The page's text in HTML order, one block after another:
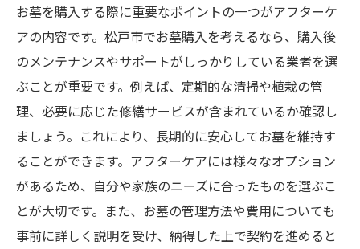
お墓を購入する際に重要なポイントの一つがアフターケ
アの内容です。松戸市でお墓購入を考えるなら、購入後
のメンテナンスやサポートがしっかりしている業者を選
ぶことが重要です。例えば、定期的な清掃や植栽の管
理、必要に応じた修繕サービスが含まれているか確認し
ましょう。これにより、長期的に安心してお墓を維持す
ることができます。アフターケアには様々なオプション
があるため、自分や家族のニーズに合ったものを選ぶこ
とが大切です。また、お墓の管理方法や費用についても
事前に詳しく説明を受け、納得した上で契約を進めると